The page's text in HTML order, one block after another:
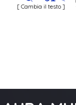
[ Cambia il testo ]